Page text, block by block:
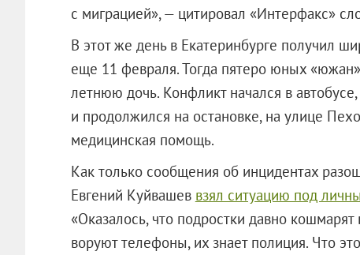
с миграцией», — цитировал «Интерфакс»
В этот же день в Екатеринбурге получил
еще 11 февраля. Тогда пятеро юных
летнюю дочь. Конфликт начался в
и продолжился на остановке, на улице
медицинская помощь.
Как только сообщения об инцидентах
Евгений Куйвашев взял ситуацию под
«Оказалось, что подростки давно
воруют телефоны, их знает полиция. Что